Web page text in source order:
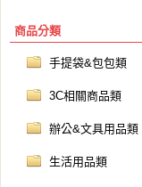
商品分類
手提袋&包包類
3C相關商品類
辦公&文具用品類
生活用品類